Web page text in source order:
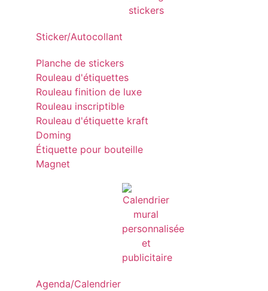
Sticker/Autocollant
Planche de stickers
Rouleau d'étiquettes
Rouleau finition de luxe
Rouleau inscriptible
Rouleau d'étiquette kraft
Doming
Étiquette pour bouteille
Magnet
Agenda/Calendrier